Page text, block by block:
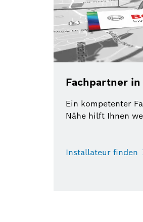
Fachpartner
Ein kompetenter
Nähe hilft Ihnen
Installateur finden